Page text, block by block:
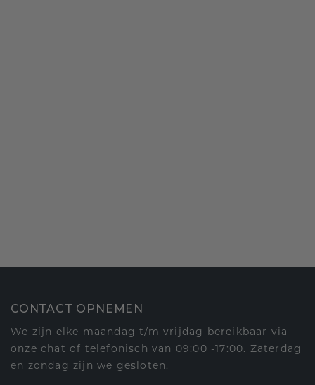
CONTACT OPNEMEN
We zijn elke maandag t/m vrijdag bereikbaar via
onze chat of telefonisch van 09:00 -17:00. Zaterdag
en zondag zijn we gesloten.